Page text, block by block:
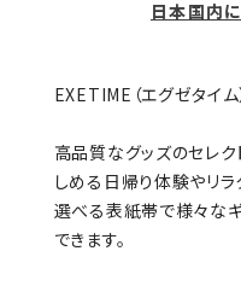
日本国内
EXETIME（エグゼタイ
高品質なグッズのセレク
しめる日帰り体験やリラ
選べる表紙帯で様々な
できます。